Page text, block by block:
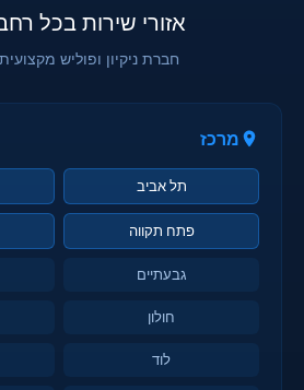
אזורי שירות בכל
חברת ניקיון ופוליש
מרכז
תל אביב
פתח תקווה
גבעתיים
חולון
לוד